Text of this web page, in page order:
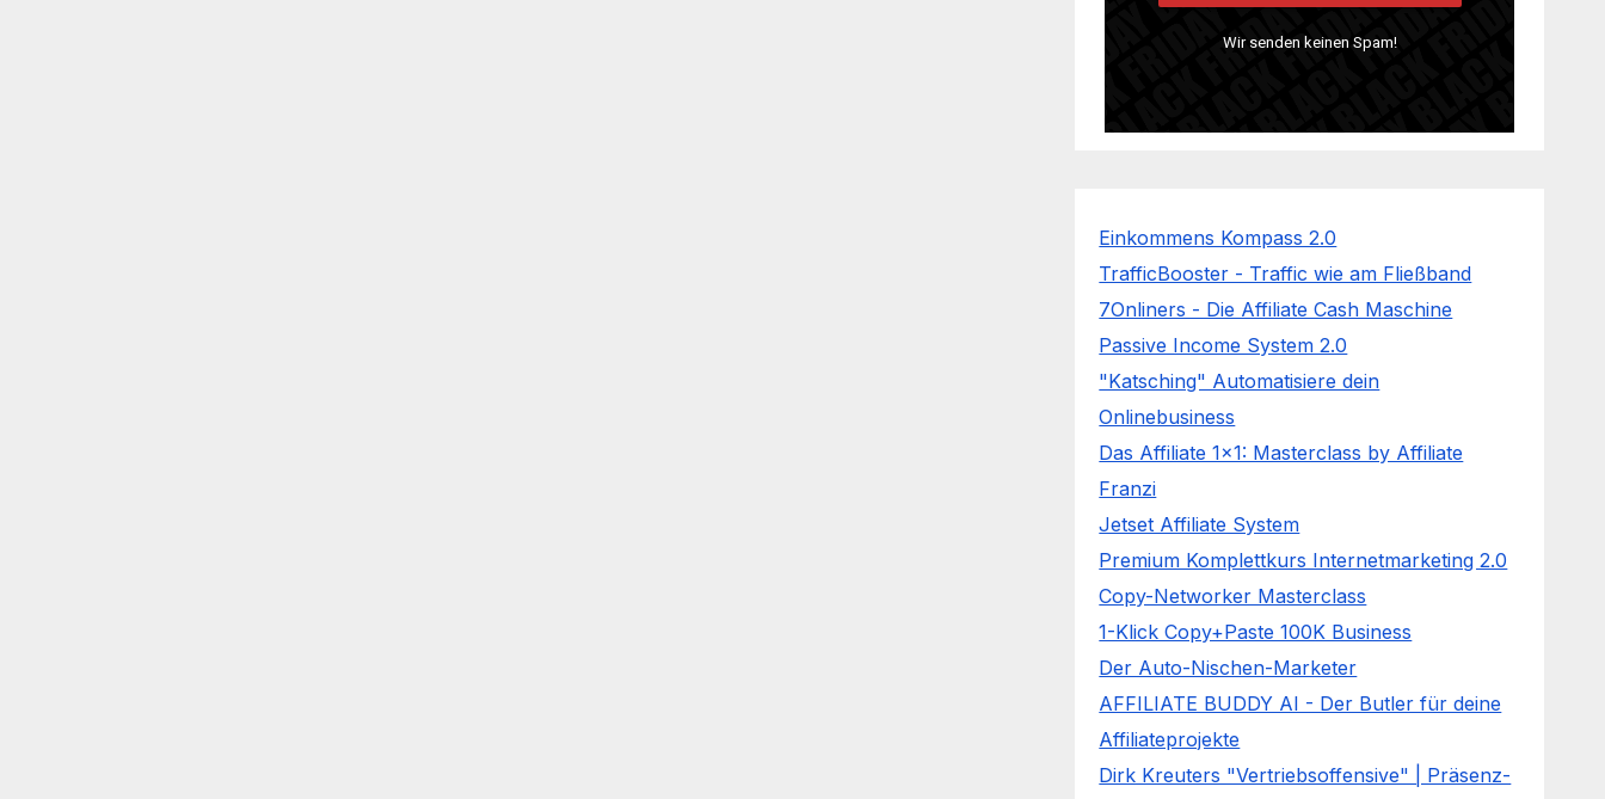
Wir senden keinen Spam!
Einkommens Kompass 2.0
TrafficBooster - Traffic wie am Fließband
7Onliners - Die Affiliate Cash Maschine
Passive Income System 2.0
"Katsching" Automatisiere dein
Onlinebusiness
Das Affiliate 1x1: Masterclass by Affiliate
Franzi
Jetset Affiliate System
Premium Komplettkurs Internetmarketing 2.0
Copy-Networker Masterclass
1-Klick Copy+Paste 100K Business
Der Auto-Nischen-Marketer
AFFILIATE BUDDY AI - Der Butler für deine
Affiliateprojekte
Dirk Kreuters "Vertriebsoffensive" | Präsenz-